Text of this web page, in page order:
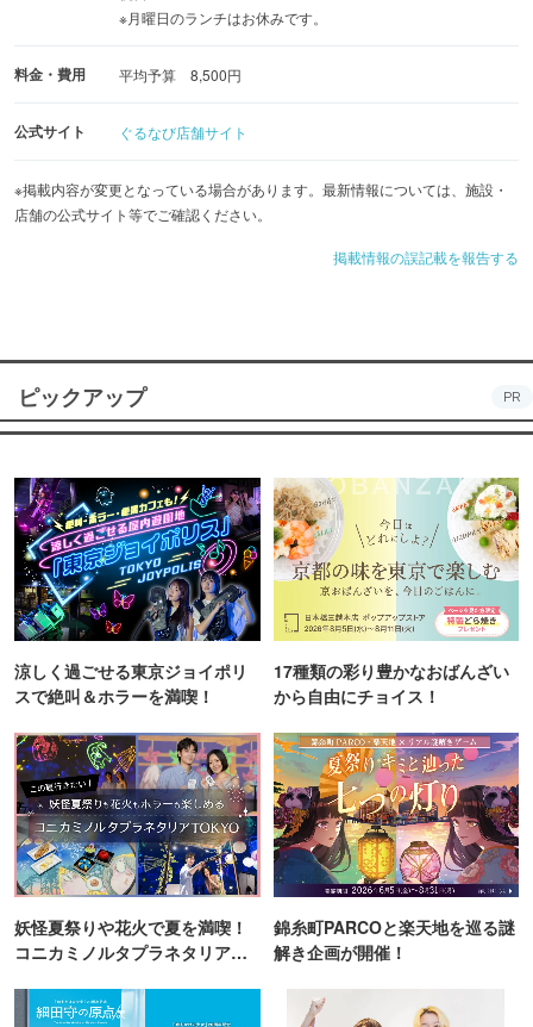
※月曜日のランチはお休みです。
料金・費用 平均予算 8,500円
公式サイト ぐるなび店舗サイト
※掲載内容が変更となっている場合があります。最新情報については、施設・
店舗の公式サイト等でご確認ください。
掲載情報の誤記載を報告する
ピックアップ PR
涼しく過ごせる東京ジョイポリ
スで絶叫＆ホラーを満喫！
17種類の彩り豊かなおばんざい
から自由にチョイス！
妖怪夏祭りや花火で夏を満喫！
コニカミノルタプラネタリア
錦糸町PARCOと楽天地を巡る謎
解き企画が開催！